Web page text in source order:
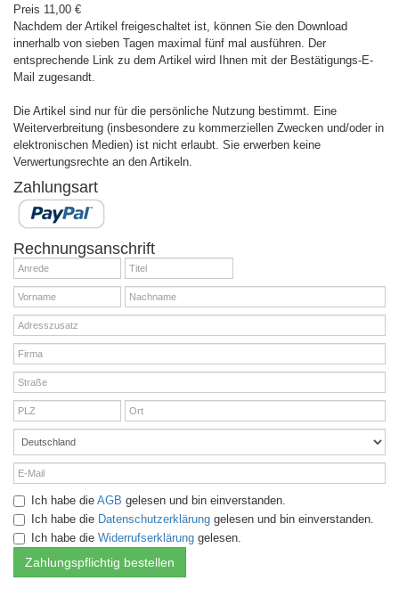
Preis 11,00 €
Nachdem der Artikel freigeschaltet ist, können Sie den Download
innerhalb von sieben Tagen maximal fünf mal ausführen. Der
entsprechende Link zu dem Artikel wird Ihnen mit der Bestätigungs-E-
Mail zugesandt.
Die Artikel sind nur für die persönliche Nutzung bestimmt. Eine
Weiterverbreitung (insbesondere zu kommerziellen Zwecken und/oder in
elektronischen Medien) ist nicht erlaubt. Sie erwerben keine
Verwertungsrechte an den Artikeln.
Zahlungsart
Rechnungsanschrift
Ich habe die AGB gelesen und bin einverstanden.
Ich habe die Datenschutzerklärung gelesen und bin einverstanden.
Ich habe die Widerrufserklärung gelesen.